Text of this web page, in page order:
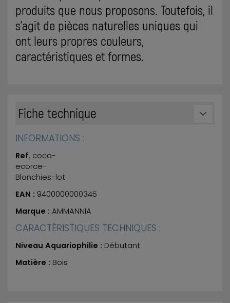
produits que nous proposons. Toutefois, il
s'agit de pièces naturelles uniques qui
ont leurs propres couleurs,
caractéristiques et formes.
Fiche technique
INFORMATIONS :
Ref. coco-
ecorce-
Blanchies-lot
EAN : 9400000000345
Marque : AMMANNIA
CARACTÉRISTIQUES TECHNIQUES :
Niveau Aquariophilie : Débutant
Matière : Bois